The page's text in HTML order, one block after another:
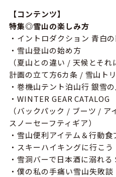
【コンテンツ】
特集◎雪山の楽しみ方
・イントロダクション 青白
・雪山登山の始め方
（夏山との違い / 天候とそ
計画の立て方6カ条 / 雪山ト
・巻機山テント泊山行 銀雪
・WINTER GEAR CATALOG
（バックパック / ブーツ /
スノーセーフティギア）
・雪山便利アイテム＆行動食
・スキーハイキングに行こう
・雪洞バーで日本酒に溺れ
・僕の私の手痛い雪山失敗談